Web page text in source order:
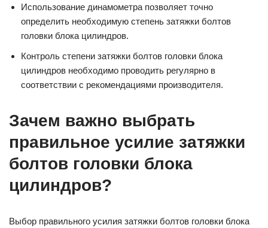
Использование динамометра позволяет точно
определить необходимую степень затяжки болтов
головки блока цилиндров.
Контроль степени затяжки болтов головки блока
цилиндров необходимо проводить регулярно в
соответствии с рекомендациями производителя.
Зачем важно выбрать
правильное усилие затяжки
болтов головки блока
цилиндров?
Выбор правильного усилия затяжки болтов головки блока